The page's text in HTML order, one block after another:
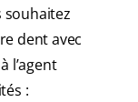
souhaitez
dent avec
l’agent
: